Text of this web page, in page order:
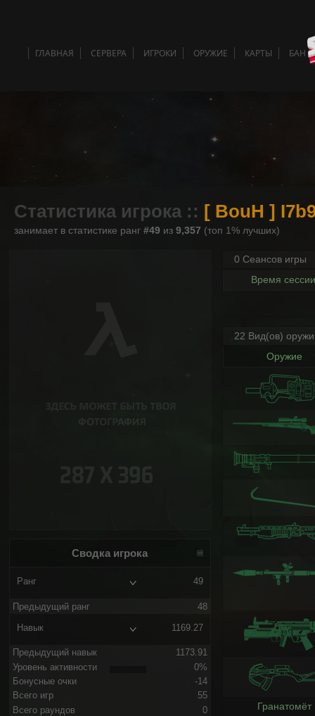
ГЛАВНАЯ СЕРВЕРА ИГРОКИ ОРУЖИЕ КАРТЫ БАН
Статистика игрока :: [ BouH ]
занимает в статистике ранг #49 из 9,357 (топ 1% лучших)
Сводка игрока
Ранг 49
Предыдущий ранг 48
Навык 1169.27
Предыдущий навык
1173.91
Уровень активности
0%
Бонусные очки
-14
Всего игр
55
Всего раундов
0
0 Сеансов игры
Время
22 Вид(ов)
Оружие
Гранатомёт